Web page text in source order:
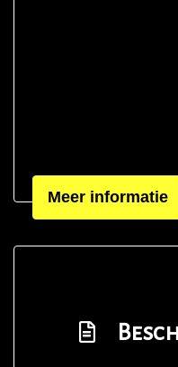
Meer informatie